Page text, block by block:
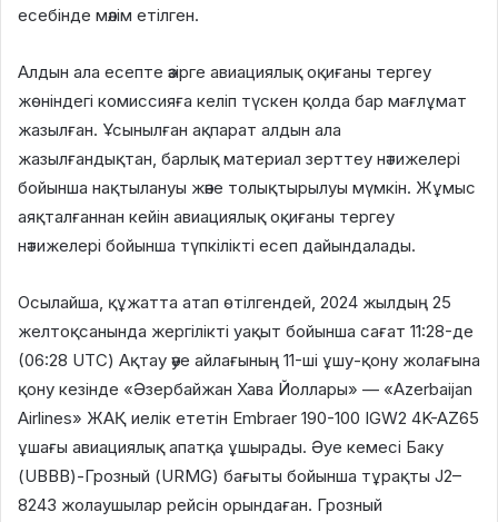
есебінде мәлім етілген.
Алдын ала есепте әзірге авиациялық оқиғаны тергеу
жөніндегі комиссияға келіп түскен қолда бар мағлұмат
жазылған. Ұсынылған ақпарат алдын ала
жазылғандықтан, барлық материал зерттеу нәтижелері
бойынша нақтылануы және толықтырылуы мүмкін. Жұмыс
аяқталғаннан кейін авиациялық оқиғаны тергеу
нәтижелері бойынша түпкілікті есеп дайындалады.
Осылайша, құжатта атап өтілгендей, 2024 жылдың 25
желтоқсанында жергілікті уақыт бойынша сағат 11:28-де
(06:28 UTC) Ақтау әуе айлағының 11-ші ұшу-қону жолағына
қону кезінде «Әзербайжан Хава Йоллары» — «Azerbaijan
Airlines» ЖАҚ иелік ететін Embraer 190-100 IGW2 4K-AZ65
ұшағы авиациялық апатқа ұшырады. Әуе кемесі Баку
(UBBB)-Грозный (URMG) бағыты бойынша тұрақты J2–
8243 жолаушылар рейсін орындаған. Грозный